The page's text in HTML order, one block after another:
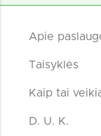
Apie
Taisyklės
Kaip tai
D. U. K.